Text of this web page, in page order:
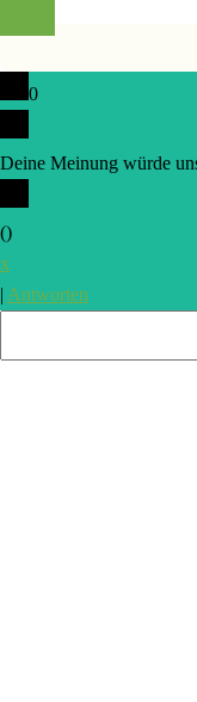
0
Deine Meinung würde
()
x
| Antworten